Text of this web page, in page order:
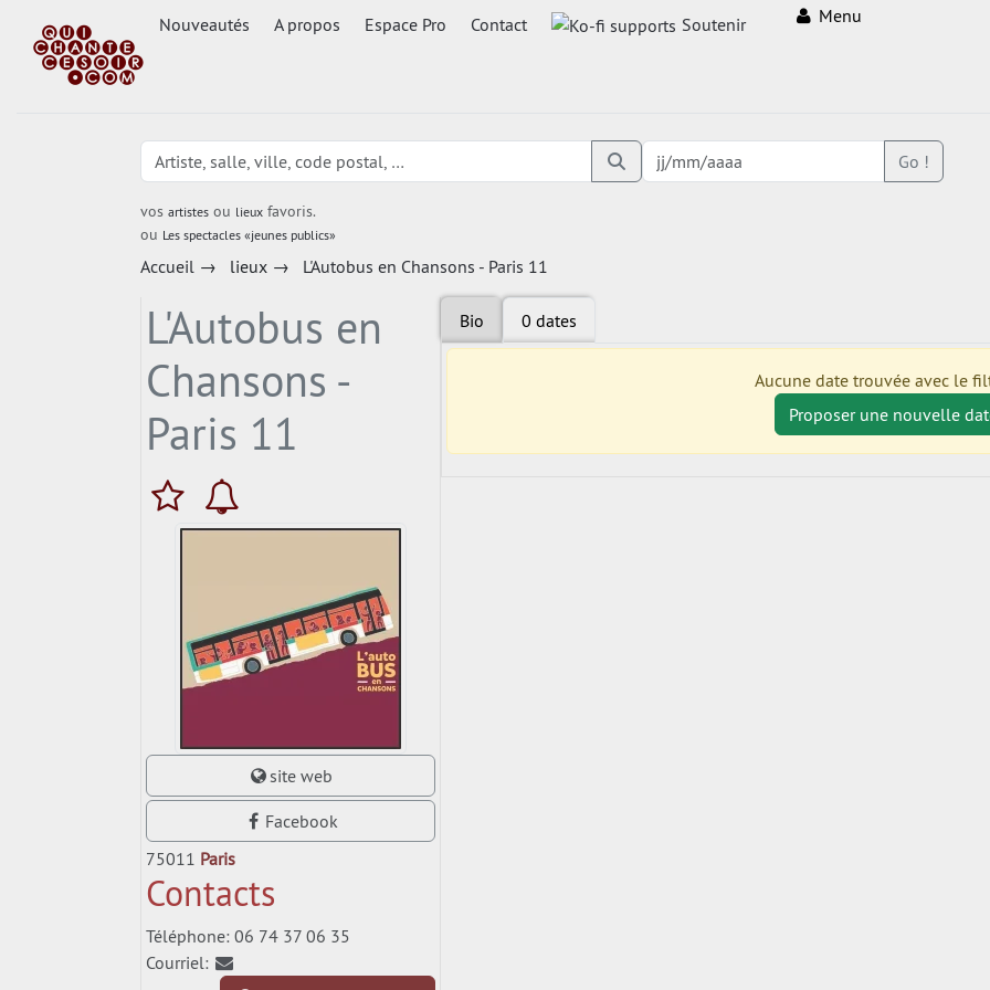
Nouveautés A propos Espace Pro Contact Soutenir Menu
vos artistesou lieuxfavoris.
ou Les spectacles «jeunes publics»
Go !
Accueil→ lieux→ L'Autobus en Chansons - Paris 11
L'Autobus en
Chansons -
Paris 11
site web
Facebook
75011 Paris
Contacts
Téléphone: 06 74 37 06 35
Courriel:
Bio 0 dates
Aucune date trouvée avec le
Proposer une nouvelle